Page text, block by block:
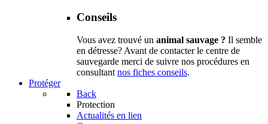
Conseils
Vous avez trouvé un animal sauvage ? Il semble
en détresse? Avant de contacter le centre de
sauvegarde merci de suivre nos procédures en
consultantnos fiches conseils.
Protéger
Back
Protection
Actualités en lien